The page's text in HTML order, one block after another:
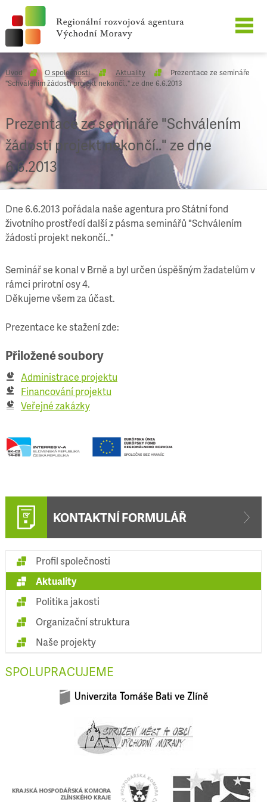
O SPOLEČNOSTI
NAŠE SLUŽBY
REFERENCE
KARIÉRA
KONTAKT
Úvod O společnosti Aktuality
Prezentace ze semináře
"Schválením žádosti projekt nekončí.." ze dne 6.6.2013
Prezentace ze semináře "Schválením
žádosti projekt nekončí.." ze dne
6.6.2013
Dne 6.6.2013 pořádala naše agentura pro Státní fond
životního prostředí další z pásma seminářů "Schválením
žádosti projekt nekončí.."
Seminář se konal v Brně a byl určen úspěšným žadatelům v
rámci prirotní osy 4.
Děkujeme všem za účast.
Prezentace ke stažení zde:
Přiložené soubory
Administrace projektu
Financování projektu
Veřejné zakázky
KONTAKTNÍ FORMULÁŘ
Profil společnosti
Aktuality
Politika jakosti
Organizační struktura
Naše projekty
SPOLUPRACUJEME